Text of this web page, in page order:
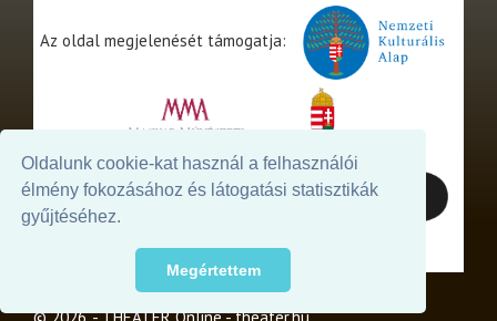
Oldalunk cookie-kat használ a felhasználói
élmény fokozásához és látogatási statisztikák
gyűjtéséhez.
Megértettem
Az oldal megjelenését támogatja: